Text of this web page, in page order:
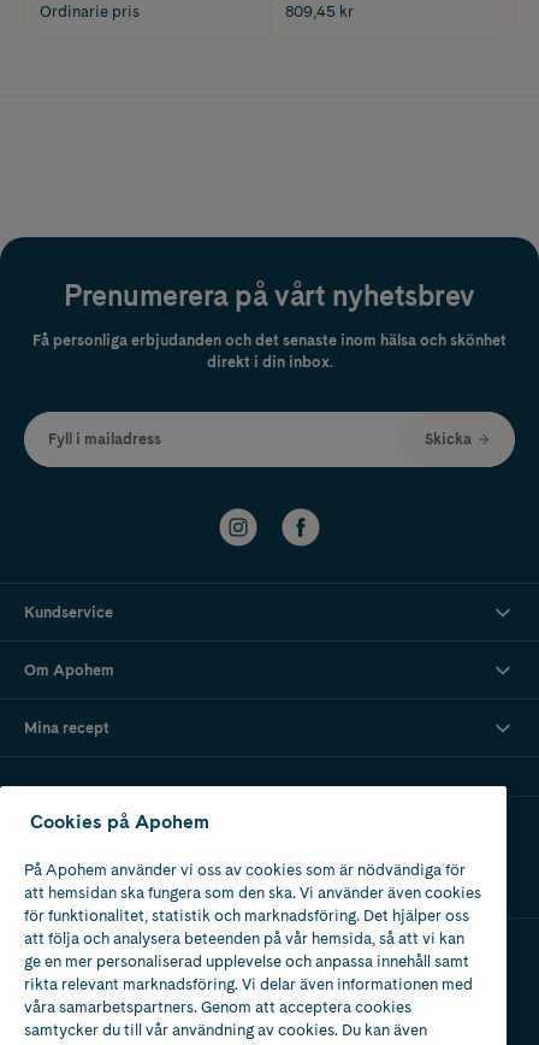
Ordinarie pris 809,45 kr
Prenumerera på vårt nyhetsbrev
Få personliga erbjudanden och det senaste inom hälsa och skönhet
direkt i din inbox.
Fyll i mailadress Skicka
Kundservice
Om Apohem
Mina recept
Ladda ner vår app
Apotek med tillstånd
av Läkemedelsverket
Cookies på Apohem
På Apohem använder vi oss av cookies som är nödvändiga för
att hemsidan ska fungera som den ska. Vi använder även cookies
för funktionalitet, statistik och marknadsföring. Det hjälper oss
att följa och analysera beteenden på vår hemsida, så att vi kan
ge en mer personaliserad upplevelse och anpassa innehåll samt
rikta relevant marknadsföring. Vi delar även informationen med
våra samarbetspartners. Genom att acceptera cookies
samtycker du till vår användning av cookies. Du kan även